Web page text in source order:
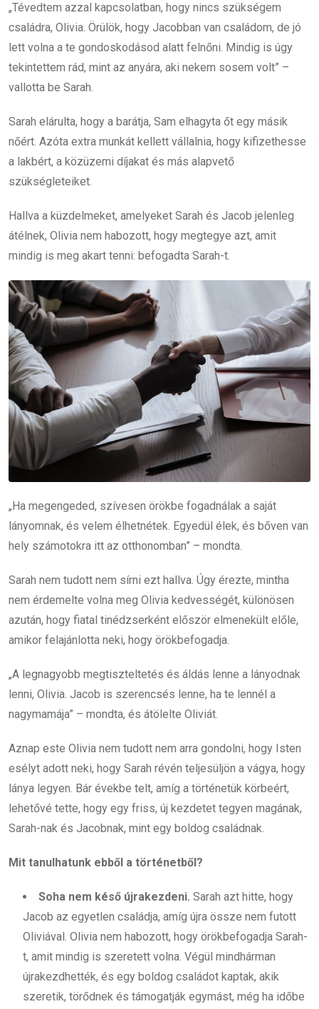
„Tévedtem azzal kapcsolatban, hogy nincs szükségem
családra, Olivia. Örülök, hogy Jacobban van családom, de jó
lett volna a te gondoskodásod alatt felnőni. Mindig is úgy
tekintettem rád, mint az anyára, aki nekem sosem volt” –
vallotta be Sarah.
Sarah elárulta, hogy a barátja, Sam elhagyta őt egy másik
nőért. Azóta extra munkát kellett vállalnia, hogy kifizethesse
a lakbért, a közüzemi díjakat és más alapvető
szükségleteiket.
Hallva a küzdelmeket, amelyeket Sarah és Jacob jelenleg
átélnek, Olivia nem habozott, hogy megtegye azt, amit
mindig is meg akart tenni: befogadta Sarah-t.
„Ha megengeded, szívesen örökbe fogadnálak a saját
lányomnak, és velem élhetnétek. Egyedül élek, és bőven van
hely számotokra itt az otthonomban” – mondta.
Sarah nem tudott nem sírni ezt hallva. Úgy érezte, mintha
nem érdemelte volna meg Olivia kedvességét, különösen
azután, hogy fiatal tinédzserként először elmenekült előle,
amikor felajánlotta neki, hogy örökbefogadja.
„A legnagyobb megtiszteltetés és áldás lenne a lányodnak
lenni, Olivia. Jacob is szerencsés lenne, ha te lennél a
nagymamája” – mondta, és átölelte Oliviát.
Aznap este Olivia nem tudott nem arra gondolni, hogy Isten
esélyt adott neki, hogy Sarah révén teljesüljön a vágya, hogy
lánya legyen. Bár évekbe telt, amíg a történetük körbeért,
lehetővé tette, hogy egy friss, új kezdetet tegyen magának,
Sarah-nak és Jacobnak, mint egy boldog családnak.
Mit tanulhatunk ebből a történetből?
Soha nem késő újrakezdeni. Sarah azt hitte, hogy
Jacob az egyetlen családja, amíg újra össze nem futott
Oliviával. Olivia nem habozott, hogy örökbefogadja Sarah-
t, amit mindig is szeretett volna. Végül mindhárman
újrakezdhették, és egy boldog családot kaptak, akik
szeretik, törődnek és támogatják egymást, még ha időbe